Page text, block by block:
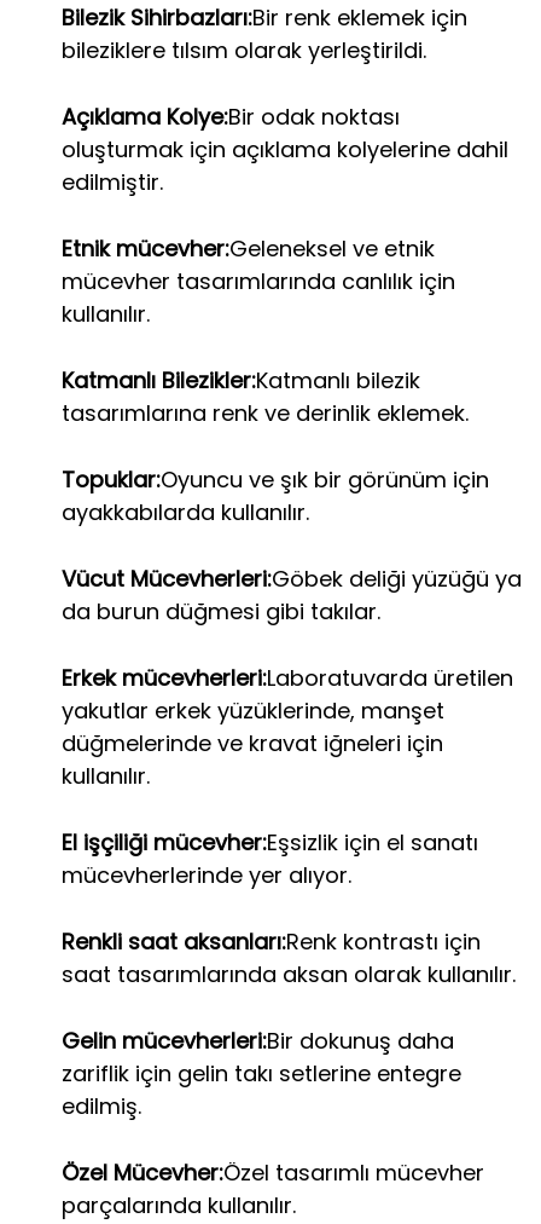
Bilezik Sihirbazları:Bir renk eklemek için
bileziklere tılsım olarak yerleştirildi.
Açıklama Kolye:Bir odak noktası
oluşturmak için açıklama kolyelerine dahil
edilmiştir.
Etnik mücevher:Geleneksel ve etnik
mücevher tasarımlarında canlılık için
kullanılır.
Katmanlı Bilezikler:Katmanlı bilezik
tasarımlarına renk ve derinlik eklemek.
Topuklar:Oyuncu ve şık bir görünüm için
ayakkabılarda kullanılır.
Vücut Mücevherleri:Göbek deliği yüzüğü ya
da burun düğmesi gibi takılar.
Erkek mücevherleri:Laboratuvarda üretilen
yakutlar erkek yüzüklerinde, manşet
düğmelerinde ve kravat iğneleri için
kullanılır.
El işçiliği mücevher:Eşsizlik için el sanatı
mücevherlerinde yer alıyor.
Renkli saat aksanları:Renk kontrastı için
saat tasarımlarında aksan olarak kullanılır.
Gelin mücevherleri:Bir dokunuş daha
zariflik için gelin takı setlerine entegre
edilmiş.
Özel Mücevher:Özel tasarımlı mücevher
parçalarında kullanılır.